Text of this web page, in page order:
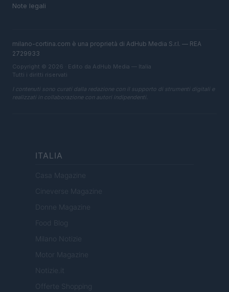
Note legali
milano-cortina.com è una proprietà di AdHub Media S.r.l. — REA
2729933
Copyright © 2026 · Edito da AdHub Media — Italia
Tutti i diritti riservati
I contenuti sono curati dalla redazione con il supporto di strumenti digitali e
realizzati in collaborazione con autori indipendenti.
ITALIA
Casa Magazine
Cineverse Magazine
Donne Magazine
Food Blog
Milano Notizie
Motor Magazine
Notizie.it
Offerte Shopping